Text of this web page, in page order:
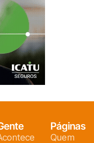
Páginas
Quem